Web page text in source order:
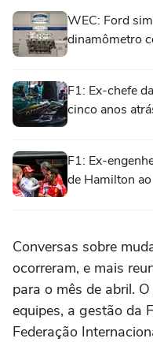
WEC: Ford
dinamômetro
F1: Ex-chefe
cinco anos
F1: Ex-
de Hamilton
Conversas sobre
ocorreram, e mais
para o mês de abril.
equipes, a gestão da
Federação